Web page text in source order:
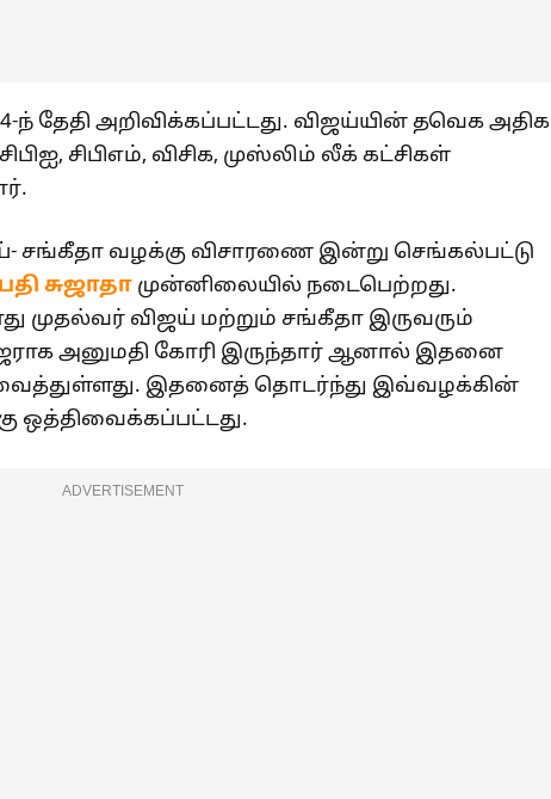
ந் தேதி அறிவிக்கப்பட்டது. விஜய்யின் தவெக அதிக
சிபிஎம், விசிக, முஸ்லிம் லீக் கட்சிகள்
சங்கீதா வழக்கு விசாரணை இன்று செங்கல்பட்டு
சுஜாதா முன்னிலையில் நடைபெற்றது.
விஜய் மற்றும் சங்கீதா இருவரும்
அனுமதி கோரி இருந்தார் ஆனால் இதனை
வைத்துள்ளது. இதனைத் தொடர்ந்து இவ்வழக்கின்
ஒத்திவைக்கப்பட்டது.
ADVERTISEMENT